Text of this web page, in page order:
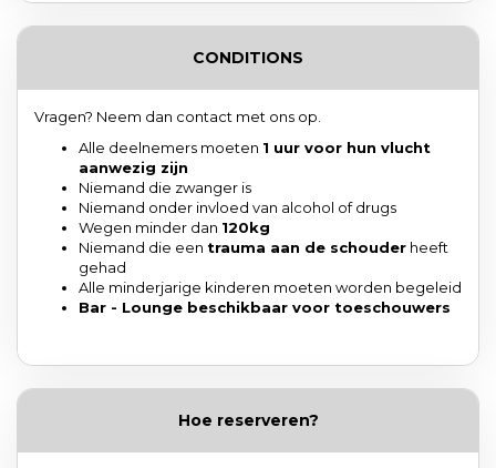
CONDITIONS
Vragen? Neem dan contact met ons op.
Alle deelnemers moeten 1 uur voor hun vlucht
aanwezig zijn
Niemand die zwanger is
Niemand onder invloed van alcohol of drugs
Wegen minder dan 120kg
Niemand die een trauma aan de schouder heeft
gehad
Alle minderjarige kinderen moeten worden begeleid
Bar - Lounge beschikbaar voor toeschouwers
Hoe reserveren?